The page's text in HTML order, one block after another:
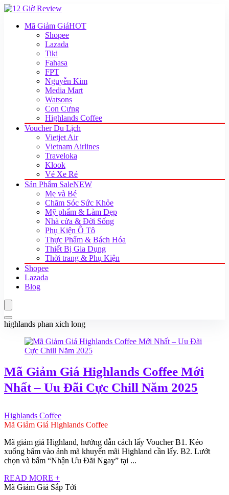
Mã Giảm GiáHOT
Shopee
Lazada
Tiki
Fahasa
FPT
Nguyễn Kim
Media Mart
Watsons
Con Cưng
Highlands Coffee
Voucher Du Lịch
Vietjet Air
Vietnam Airlines
Traveloka
Klook
Vé Xe Rẻ
Sản Phẩm SaleNEW
Mẹ và Bé
Chăm Sóc Sức Khỏe
Mỹ phẩm & Làm Đẹp
Nhà cửa & Đời Sống
Phụ Kiện Ô Tô
Thực Phẩm & Bách Hóa
Thiết Bị Gia Dụng
Thời trang & Phụ Kiện
Shopee
Lazada
Blog
highlands phan xich long
Mã Giảm Giá Highlands Coffee Mới
Nhất – Uu Đãi Cực Chill Năm 2025
Highlands Coffee
Mã Giảm Giá Highlands Coffee
Mã giảm giá Highland, hướng dẫn cách lấy Voucher B1. Kéo
xuống bấm vào ảnh mã khuyến mãi Highland cần lấy. B2. Lướt
chọn và bấm “Nhận Ưu Đãi Ngay” tại ...
READ MORE +
Mã Giảm Giá Sắp Tới